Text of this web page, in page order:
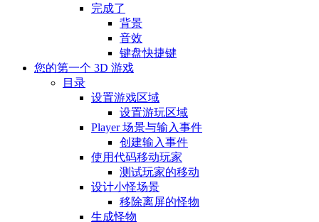
完成了
背景
音效
键盘快捷键
您的第一个 3D 游戏
目录
设置游戏区域
设置游玩区域
Player 场景与输入事件
创建输入事件
使用代码移动玩家
测试玩家的移动
设计小怪场景
移除离屏的怪物
生成怪物